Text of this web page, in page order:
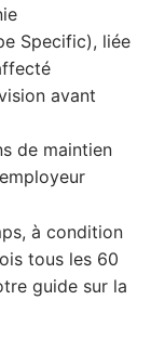
Specific), liée
avant
de maintien
à condition
tous les 60
guide sur la